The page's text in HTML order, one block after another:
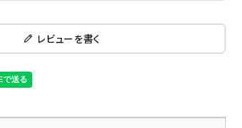
レビューを書く